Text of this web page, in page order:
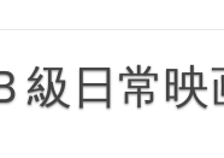
級日常映